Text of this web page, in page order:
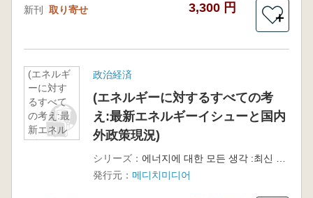
新刊 取り寄せ 3,300 円
＋
(エネルギ
ーに対す
るすべて
の考え:最
新エネル
ギーイシ
政治経済
(エネルギーに対するすべての考
え:最新エネルギーイシューと国内
外政策現況)
シリーズ：
発行元： 메디치미디어